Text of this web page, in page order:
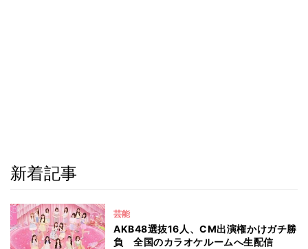
新着記事
芸能
AKB48選抜16人、CM出演権かけガチ勝
負 全国のカラオケルームへ生配信